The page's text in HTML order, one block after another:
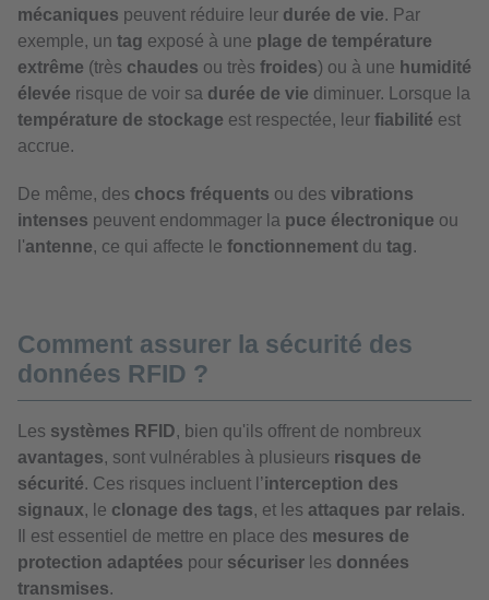
mécaniques peuvent réduire leur durée de vie. Par
exemple, un tag exposé à une plage de température
extrême (très chaudes ou très froides) ou à une humidité
élevée risque de voir sa durée de vie diminuer. Lorsque la
température de stockage est respectée, leur fiabilité est
accrue.
De même, des chocs fréquents ou des vibrations
intenses peuvent endommager la puce électronique ou
l'antenne, ce qui affecte le fonctionnement du tag.
Comment assurer la sécurité des
données RFID ?
Les systèmes RFID, bien qu'ils offrent de nombreux
avantages, sont vulnérables à plusieurs risques de
sécurité. Ces risques incluent l’interception des
signaux, le clonage des tags, et les attaques par relais.
Il est essentiel de mettre en place des mesures de
protection adaptées pour sécuriser les données
transmises.